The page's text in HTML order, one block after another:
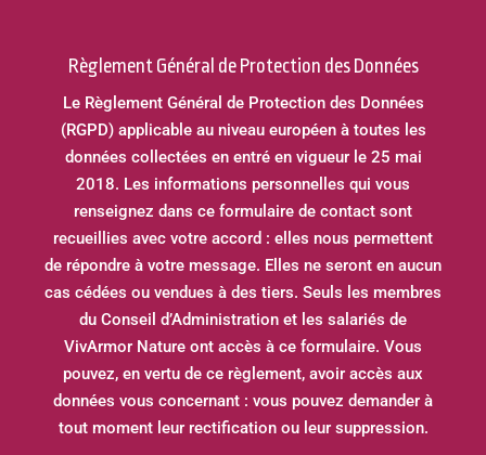
Règlement Général de Protection des Données
Le Règlement Général de Protection des Données
(RGPD) applicable au niveau européen à toutes les
données collectées en entré en vigueur le 25 mai
2018. Les informations personnelles qui vous
renseignez dans ce formulaire de contact sont
recueillies avec votre accord : elles nous permettent
de répondre à votre message. Elles ne seront en aucun
cas cédées ou vendues à des tiers. Seuls les membres
du Conseil d’Administration et les salariés de
VivArmor Nature ont accès à ce formulaire. Vous
pouvez, en vertu de ce règlement, avoir accès aux
données vous concernant : vous pouvez demander à
tout moment leur rectification ou leur suppression.